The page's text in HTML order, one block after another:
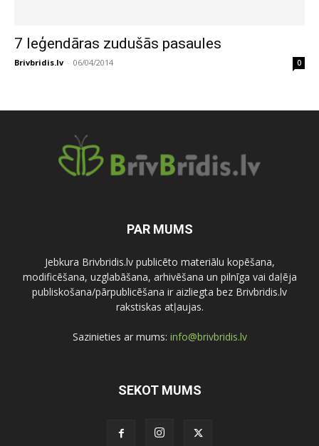
7 leģendāras zudušās pasaules
Brivbridis.lv - 06/04/2014 0
PAR MUMS
Jebkura Brivbridis.lv publicēto materiālu kopēšana,
modificēšana, uzglabāšana, arhivēšana un pilnīga vai daļēja
publiskošana/pārpublicēšana ir aizliegta bez Brivbridis.lv
rakstiskas atļaujas.
Sazinieties ar mums: info@brivbridis.lv
SEKOT MUMS